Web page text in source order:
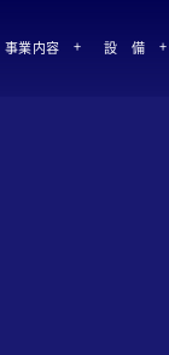
事業内容 設 備